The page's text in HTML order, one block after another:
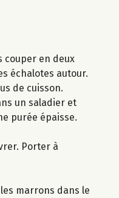
couper en deux
échalotes autour.
de cuisson.
un saladier et
purée épaisse.
Porter à
marrons dans le